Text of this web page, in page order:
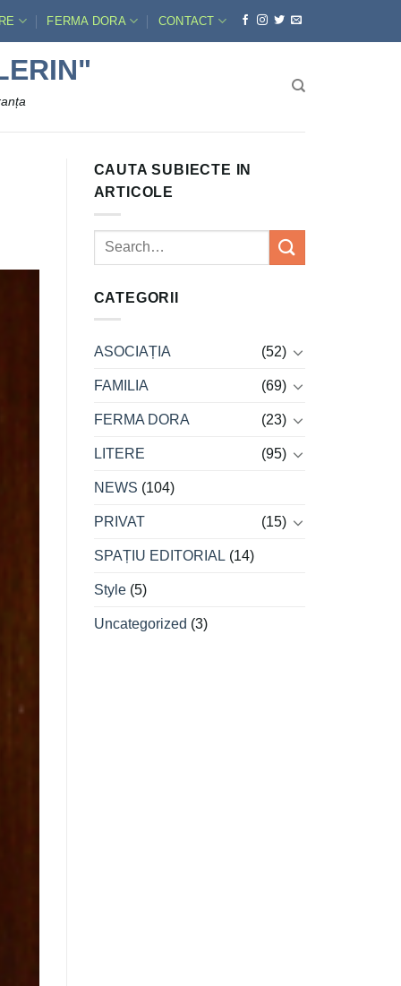
FERMA DORA CONTACT
CAUTA SUBIECTE IN
ARTICOLE
CATEGORII
ASOCIAȚIA (52)
FAMILIA (69)
FERMA DORA (23)
LITERE (95)
NEWS (104)
PRIVAT (15)
SPAȚIU EDITORIAL (14)
Style(5)
Uncategorized (3)